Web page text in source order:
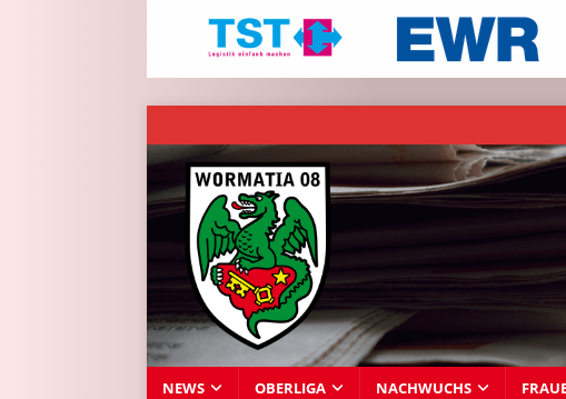
NEWS OBERLIGA NACHWUCHS